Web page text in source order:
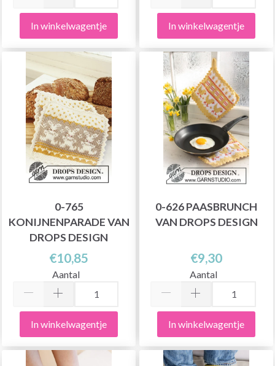
In winkelwagentje In winkelwagentje
0-765
KONIJNENPARADE VAN
DROPS DESIGN
€10,85
Aantal
In winkelwagentje
0-626 PAASBRUNCH
VAN DROPS DESIGN
€9,30
Aantal
In winkelwagentje